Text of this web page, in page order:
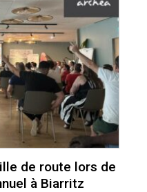
de route lors de
à Biarritz